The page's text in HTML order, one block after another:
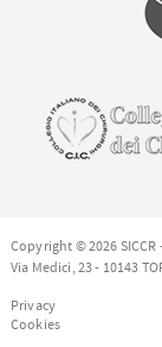
Copyright © 2026
Via Medici, 23 - 10143
Privacy
Cookies